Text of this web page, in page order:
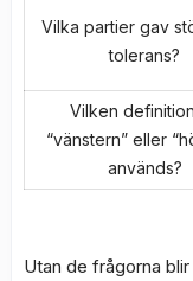
Vilka partier gav
tolerans?
Vilken
“vänstern” eller
används?
Utan de frågorna